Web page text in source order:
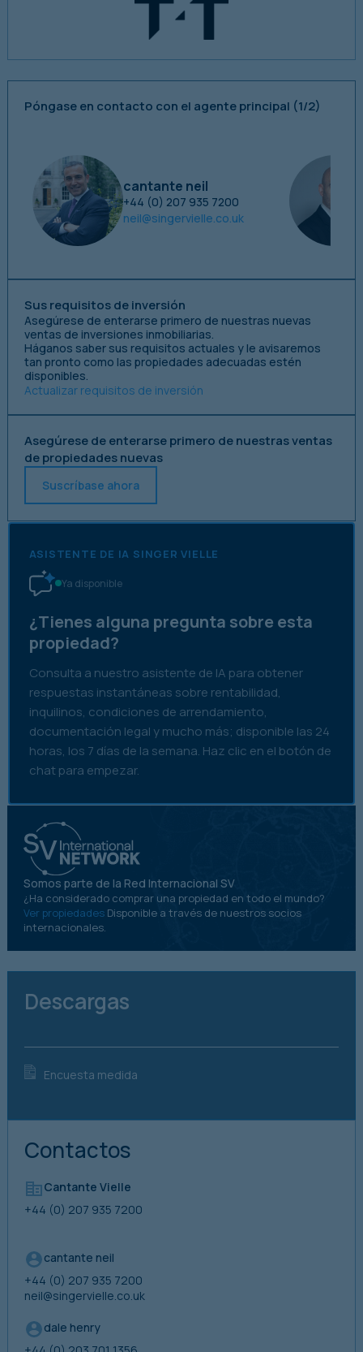
Póngase en contacto con el agente principal (1/2)
cantante neil
+44 (0) 207 935 7200
neil@singervielle.co.uk
Sus requisitos de inversión
Asegúrese de enterarse primero de nuestras nuevas
ventas de inversiones inmobiliarias.
Háganos saber sus requisitos actuales y le avisaremos
tan pronto como las propiedades adecuadas estén
disponibles.
Actualizar requisitos de inversión
Asegúrese de enterarse primero de nuestras ventas
de propiedades nuevas
Suscríbase ahora
ASISTENTE DE IA SINGER VIELLE
Ya disponible
¿Tienes alguna pregunta sobre esta
propiedad?
Consulta a nuestro asistente de IA para obtener
respuestas instantáneas sobre rentabilidad,
inquilinos, condiciones de arrendamiento,
documentación legal y mucho más; disponible las 24
horas, los 7 días de la semana. Haz clic en el botón de
chat para empezar.
Somos parte de la Red Internacional SV
¿Ha considerado comprar una propiedad en todo el mundo?
Ver propiedadesDisponible a través de nuestros socios
internacionales.
Descargas
Encuesta medida
Contactos
Cantante Vielle
+44 (0) 207 935 7200
cantante neil
+44 (0) 207 935 7200
neil@singervielle.co.uk
dale henry